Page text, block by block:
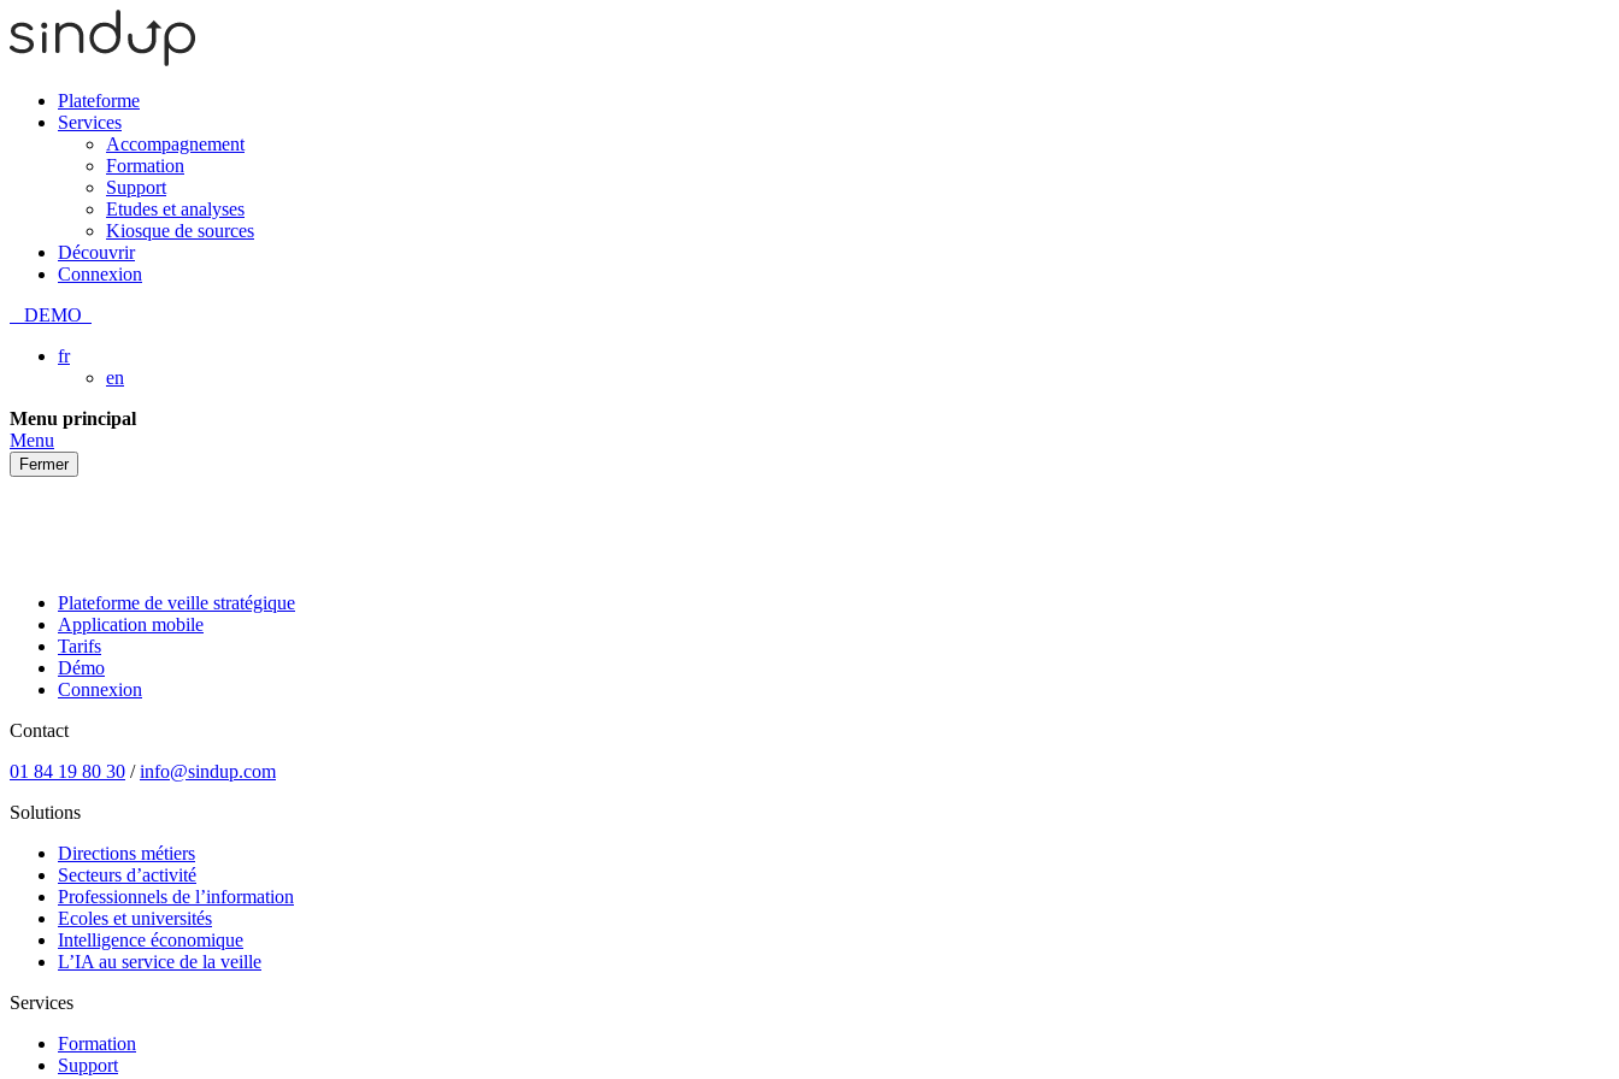
Plateforme
Services
Accompagnement
Formation
Support
Etudes et analyses
Kiosque de sources
Découvrir
Connexion
DEMO
fr
en
Passer
au
contenu
Menu principal
Menu
Fermer
Plateforme de veille stratégique
Application mobile
Tarifs
Démo
Connexion
Contact
01 84 19 80 30 /info@sindup.com
Solutions
Directions métiers
Secteurs d’activité
Professionnels de l’information
Ecoles et universités
Intelligence économique
L’IA au service de la veille
Services
Formation
Support